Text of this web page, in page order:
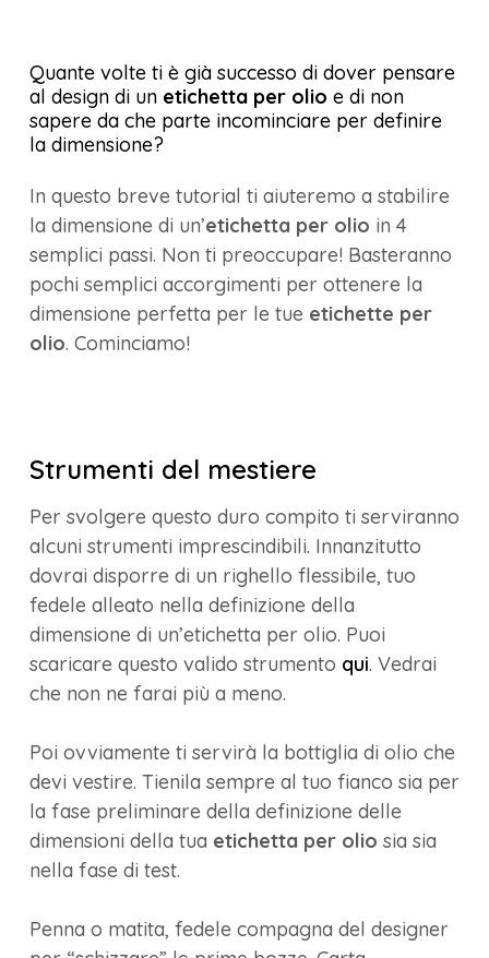
Quante volte ti è già successo di dover pensare
al design di un etichetta per olio e di non
sapere da che parte incominciare per definire
la dimensione?
In questo breve tutorial ti aiuteremo a stabilire
la dimensione di un’etichetta per olio in 4
semplici passi. Non ti preoccupare! Basteranno
pochi semplici accorgimenti per ottenere la
dimensione perfetta per le tue etichette per
olio. Cominciamo!
Strumenti del mestiere
Per svolgere questo duro compito ti serviranno
alcuni strumenti imprescindibili. Innanzitutto
dovrai disporre di un righello flessibile, tuo
fedele alleato nella definizione della
dimensione di un’etichetta per olio. Puoi
scaricare questo valido strumento qui. Vedrai
che non ne farai più a meno.
Poi ovviamente ti servirà la bottiglia di olio che
devi vestire. Tienila sempre al tuo fianco sia per
la fase preliminare della definizione delle
dimensioni della tua etichetta per olio sia sia
nella fase di test.
Penna o matita, fedele compagna del designer